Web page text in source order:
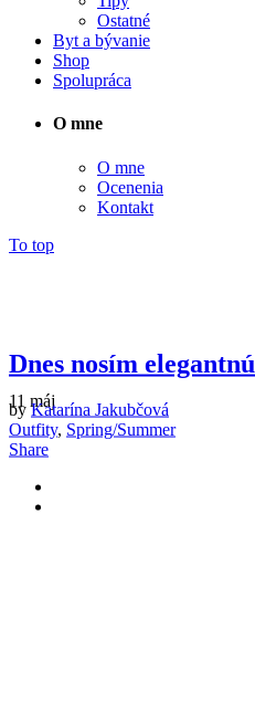
Ostatné
Byt a bývanie
Shop
Spolupráca
O mne
O mne
Ocenenia
Kontakt
To top
vesta
Tag
11 máj
Dnes nosím
byKatarína Jakubčová
Outfity, Spring/Summer
Share